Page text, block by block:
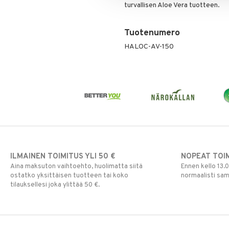
turvallisen Aloe Vera tuotteen.
Tuotenumero
HALOC-AV-150
ILMAINEN TOIMITUS YLI 50 €
Aina maksuton vaihtoehto, huolimatta siitä
ostatko yksittäisen tuotteen tai koko
tilauksellesi joka ylittää 50 €.
NOPEAT
Ennen kello
normaalisti